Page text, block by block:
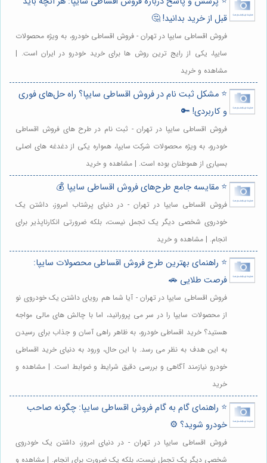
قبل از خرید بدانید! 🤔
فروش اقساطی سایپا در تهران - فروش اقساطی خودرو، به ویژه محصولات
سایپا، یکی از رایج ترین روش ها برای خرید خودرو در ایران است. |
مشاهده و خرید
⭐️ مشکل ثبت نام در فروش اقساطی سایپا؟ راه حل‌های فوری
و کاربردی! 🔑
فروش اقساطی سایپا در تهران - ثبت نام در طرح های فروش اقساطی
خودرو، به ویژه محصولات شرکت سایپا، همواره یکی از دغدغه های اصلی
بسیاری از هموطنان بوده است. | مشاهده و خرید
⭐️ مقایسه جامع طرح‌های فروش اقساطی سایپا 💰
فروش اقساطی سایپا در تهران - در دنیای پرشتاب امروز، داشتن یک
خودروی شخصی دیگر یک تجمل نیست، بلکه ضرورتی انکارناپذیر برای
انجام. | مشاهده و خرید
⭐️ راهنمای بهترین طرح فروش اقساطی محصولات سایپا:
فرصت طلایی 🚗
فروش اقساطی سایپا در تهران - آیا شما هم رویای داشتن یک خودروی نو
از محصولات سایپا را در سر می پرورانید، اما با چالش های مالی مواجه
هستید؟ خرید اقساطی خودرو، به ظاهر راهی آسان و جذاب برای رسیدن
به این هدف به نظر می رسد. با این حال، ورود به دنیای خرید اقساطی
خودرو نیازمند آگاهی و بررسی دقیق شرایط و ضوابط است. | مشاهده و
خرید
⭐️ راهنمای گام به گام فروش اقساطی سایپا: چگونه صاحب
خودرو شوید؟ ⚙️
فروش اقساطی سایپا در تهران - در دنیای امروز، داشتن یک خودروی
شخصی دیگر یک تجمل نیست، بلکه یک ضرورت برای انجام. | مشاهده و